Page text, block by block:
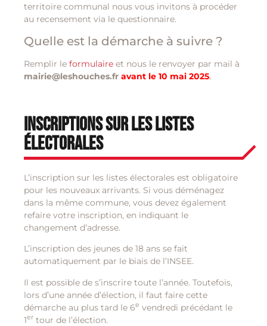
territoire communal nous vous invitons à procéder
au recensement via le questionnaire.
Quelle est la démarche à suivre ?
Remplir le formulaire et nous le renvoyer par mail à
mairie@leshouches.fr avant le 10 mai 2025.
Inscriptions sur les listes
électorales
L’inscription sur les listes électorales est obligatoire
pour les nouveaux arrivants. Si vous déménagez
dans la même commune, vous devez également
refaire votre inscription, en indiquant le
changement d’adresse.
L’inscription des jeunes de 18 ans se fait
automatiquement par le biais de l’INSEE.
Il est possible de s’inscrire toute l’année. Toutefois,
lors d’une année d’élection, il faut faire cette
démarche au plus tard le 6e vendredi précédant le
1er tour de l’élection.